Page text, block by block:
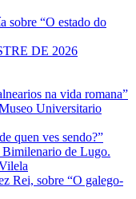
sobre “O estado do
DE 2026
na vida romana”
Universitario
quen ves sendo?”
de Lugo.
Rei, sobre “O galego-